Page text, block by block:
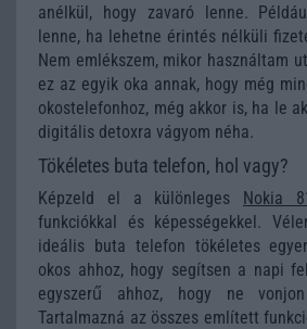
anélkül, hogy zavaró lenne.
lenne, ha lehetne érintés nélküli
Nem emlékszem, mikor használtam
ez az egyik oka annak, hogy még
okostelefonhoz, még akkor is, ha le
digitális detoxra vágyom néha.
Tökéletes buta telefon, hol vagy?
Képzeld el a különleges Nokia
funkciókkal és képességekkel.
ideális buta telefon tökéletes
okos ahhoz, hogy segítsen a napi
egyszerű ahhoz, hogy ne
Tartalmazná az összes említett